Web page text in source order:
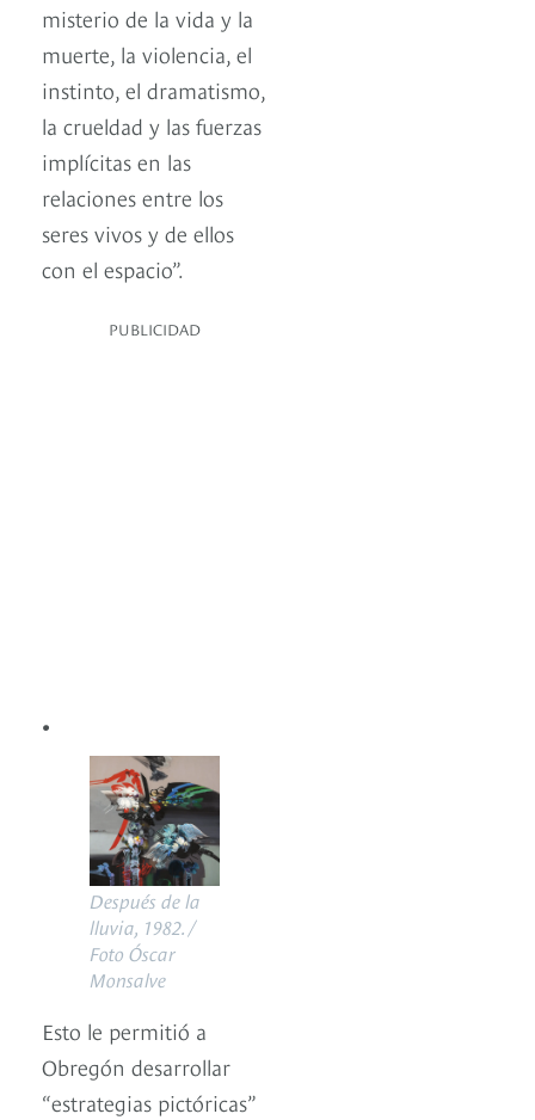
misterio de la vida y la
muerte, la violencia, el
instinto, el dramatismo,
la crueldad y las fuerzas
implícitas en las
relaciones entre los
seres vivos y de ellos
con el espacio”.
PUBLICIDAD
.
Después de la
lluvia, 1982. /
Foto Óscar
Monsalve
Esto le permitió a
Obregón desarrollar
“estrategias pictóricas”